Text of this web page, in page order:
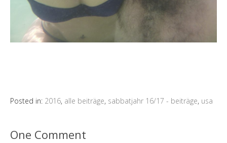
Posted in: 2016, alle beiträge, sabbatjahr 16/17 - beiträge, usa
One Comment